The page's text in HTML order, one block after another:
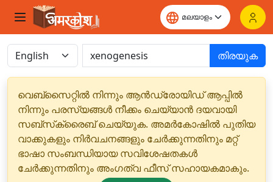
തിരയുക
വെബ്‌സൈറ്റിൽ നിന്നും ആൻഡ്രോയിഡ് ആപ്പിൽ
നിന്നും പരസ്യങ്ങൾ നീക്കം ചെയ്യാൻ ദയവായി
സബ്‌സ്‌ക്രൈബ് ചെയ്യുക. അമർകോഷിൽ പുതിയ
വാക്കുകളും നിർവചനങ്ങളും ചേർക്കുന്നതിനും മറ്റ്
ഭാഷാ സംബന്ധിയായ സവിശേഷതകൾ
ചേർക്കുന്നതിനും അംഗത്വ ഫീസ് സഹായകമാകും.